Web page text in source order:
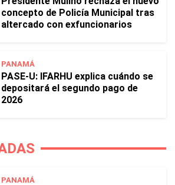
concepto de Policía Municipal tras
altercado con exfuncionarios
PANAMÁ
PASE-U: IFARHU explica cuándo se
depositará el segundo pago de
2026
PANAMÁ